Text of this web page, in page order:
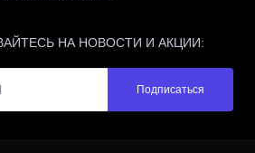
НА НОВОСТИ И АКЦИИ:
Подписаться